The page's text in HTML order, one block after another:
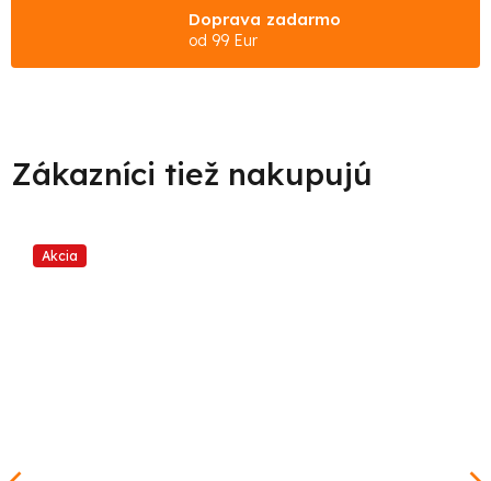
Doprava zadarmo
od 99 Eur
Akcia